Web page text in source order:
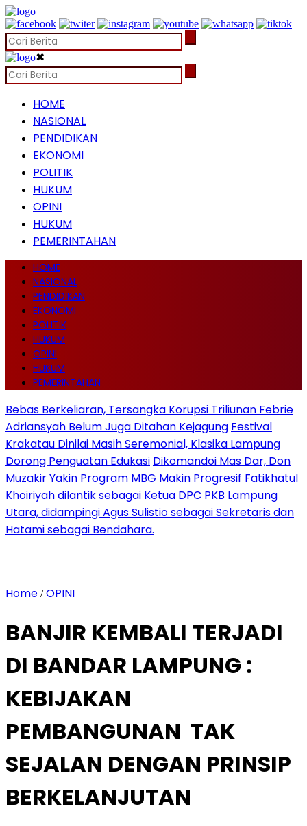
✖
HOME
NASIONAL
PENDIDIKAN
EKONOMI
POLITIK
HUKUM
OPINI
HUKUM
PEMERINTAHAN
HOME
NASIONAL
PENDIDIKAN
EKONOMI
POLITIK
HUKUM
OPINI
HUKUM
PEMERINTAHAN
Bebas Berkeliaran, Tersangka Korupsi Triliunan Febrie
Adriansyah Belum Juga Ditahan Kejagung Festival
Krakatau Dinilai Masih Seremonial, Klasika Lampung
Dorong Penguatan Edukasi Dikomandoi Mas Dar, Don
Muzakir Yakin Program MBG Makin Progresif Fatikhatul
Khoiriyah dilantik sebagai Ketua DPC PKB Lampung
Utara, didampingi Agus Sulistio sebagai Sekretaris dan
Hatami sebagai Bendahara.
Home /OPINI
BANJIR KEMBALI TERJADI
DI BANDAR LAMPUNG :
KEBIJAKAN
PEMBANGUNAN TAK
SEJALAN DENGAN PRINSIP
BERKELANJUTAN